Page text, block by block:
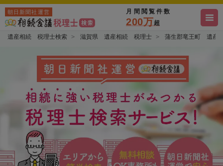
朝日新聞社運営 月間閲覧件数
200万超
遺産相続 税理士検索 滋賀県 遺産相続 税理士 蒲生郡竜王町 遺産